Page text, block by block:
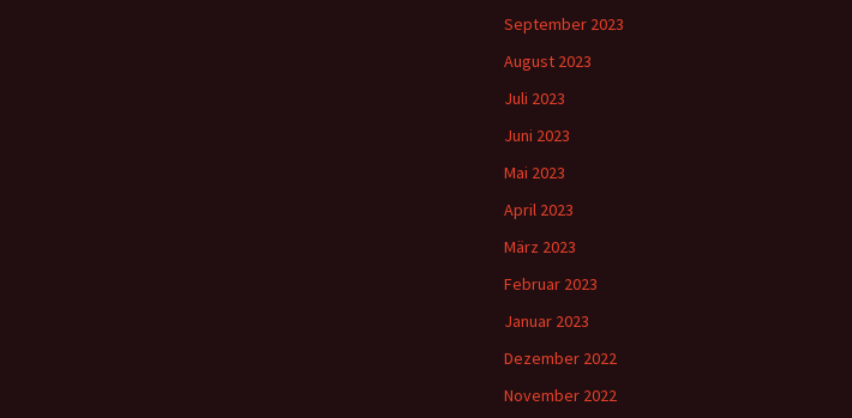
September 2023
August 2023
Juli 2023
Juni 2023
Mai 2023
April 2023
März 2023
Februar 2023
Januar 2023
Dezember 2022
November 2022